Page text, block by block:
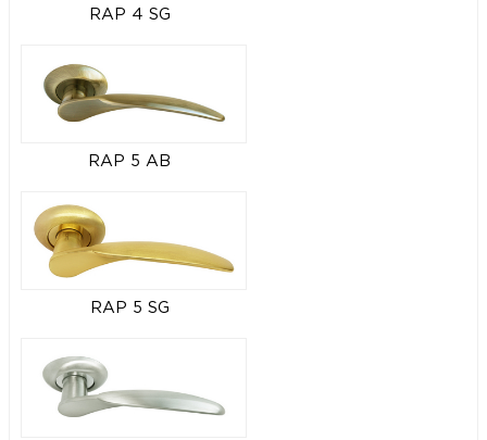
RAP 4 SG
RAP 5 AB
RAP 5 SG